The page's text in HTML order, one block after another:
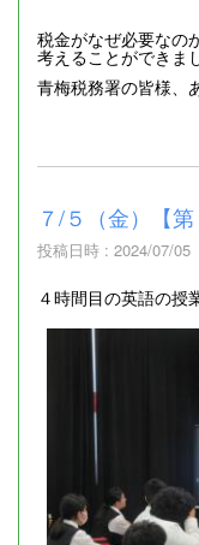
税金がなぜ必要なの
考えることができま
青梅税務署の皆様、
７/５（金）【
投稿日時 : 2024/07/05
４時間目の英語の授